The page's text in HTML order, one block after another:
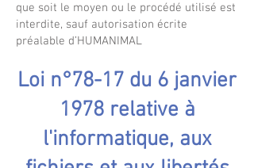
que soit le moyen ou le procédé utilisé est
interdite, sauf autorisation écrite
préalable d’HUMANIMAL
Loi n°78-17 du 6 janvier
1978 relative à
l'informatique, aux